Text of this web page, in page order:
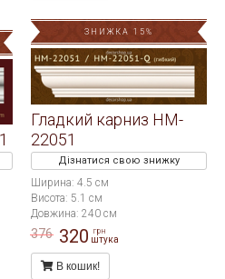
ЗНИЖКА 15%
Гладкий карниз HM-
22051
Дізнатися свою знижку
Ширина: 4.5 см
Висота: 5.1 см
Довжина: 240 см
376 320 грн
штука
В кошик!